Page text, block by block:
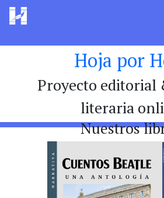
Hoja por
Proyecto editorial
literaria
Nuestros